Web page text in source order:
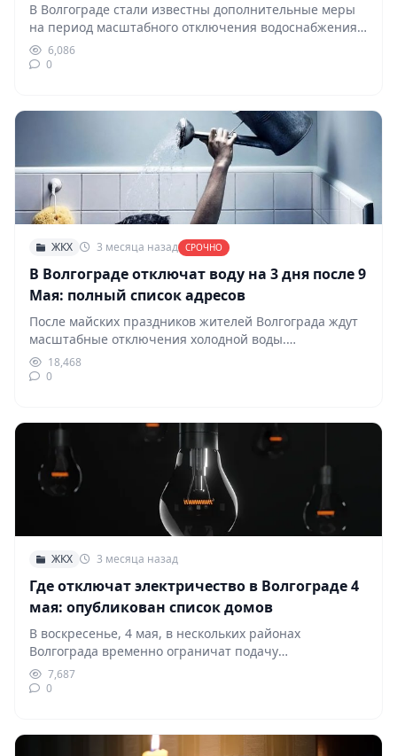
В Волгограде стали известны дополнительные меры
на период масштабного отключения водоснабжения,
которое затронет несколько районов…
6,086
0
ЖКХ 3 месяца назад СРОЧНО
В Волгограде отключат воду на 3 дня после 9
Мая: полный список адресов
После майских праздников жителей Волгограда ждут
масштабные отключения холодной воды.
Ограничения затронут сразу три района…
18,468
0
ЖКХ 3 месяца назад
Где отключат электричество в Волгограде 4
мая: опубликован список домов
В воскресенье, 4 мая, в нескольких районах
Волгограда временно ограничат подачу
электроэнергии. Отключения связаны с…
7,687
0